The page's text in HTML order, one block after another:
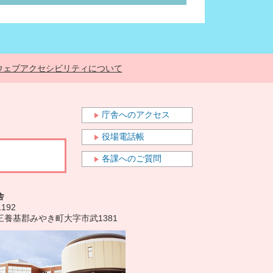
ェブアクセシビリティについて
庁舎へのアクセス
役場電話帳
各課へのご質問
養基郡みやき町大字市武1381